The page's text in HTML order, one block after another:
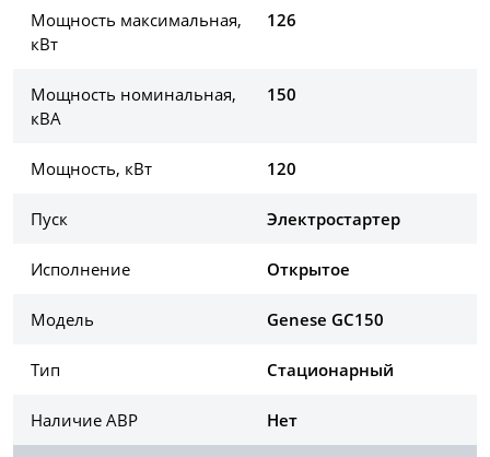
Мощность максимальная,
кВт
126
Мощность номинальная,
кВА
150
Мощность, кВт 120
Пуск Электростартер
Исполнение Открытое
Модель Genese GC150
Тип Стационарный
Наличие АВР Нет